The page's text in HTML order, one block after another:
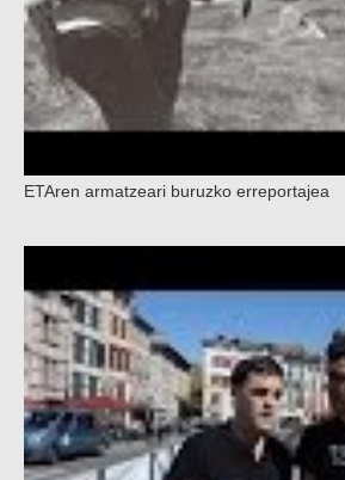
ETAren armatzeari buruzko erreportajea